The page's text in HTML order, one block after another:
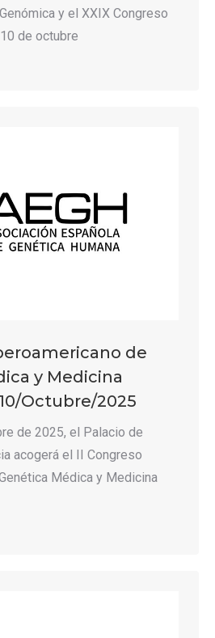
y el XXIX Congreso
de octubre
de
y Medicina
Octubre/2025
de 2025, el Palacio de
acogerá el II Congreso
Médica y Medicina